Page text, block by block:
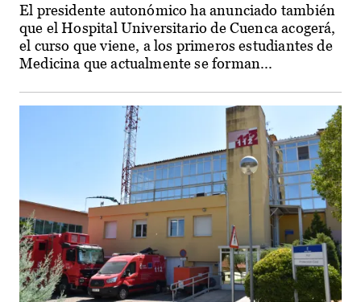
El presidente autonómico ha anunciado también
que el Hospital Universitario de Cuenca acogerá,
el curso que viene, a los primeros estudiantes de
Medicina que actualmente se forman...